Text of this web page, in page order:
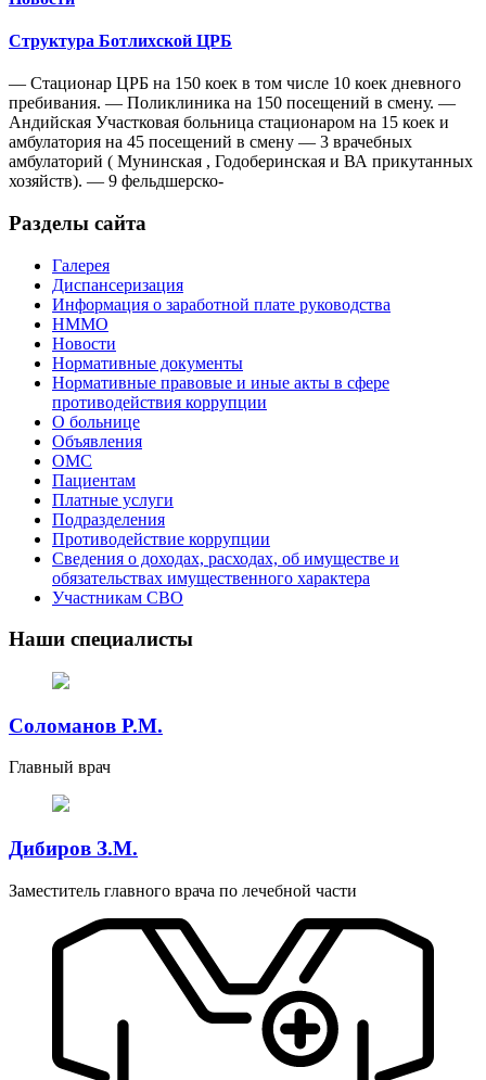
Структура Ботлихской ЦРБ
— Стационар ЦРБ на 150 коек в том числе 10 коек дневного
пребивания. — Поликлиника на 150 посещений в смену. —
Андийская Участковая больница стационаром на 15 коек и
амбулатория на 45 посещений в смену — 3 врачебных
амбулаторий ( Мунинская , Годоберинская и ВА прикутанных
хозяйств). — 9 фельдшерско-
Разделы сайта
Галерея
Диспансеризация
Информация о заработной плате руководства
НММО
Новости
Нормативные документы
Нормативные правовые и иные акты в сфере
противодействия коррупции
О больнице
Объявления
ОМС
Пациентам
Платные услуги
Подразделения
Противодействие коррупции
Сведения о доходах, расходах, об имуществе и
обязательствах имущественного характера
Участникам СВО
Наши специалисты
Соломанов Р.М.
Главный врач
Дибиров З.М.
Заместитель главного врача по лечебной части